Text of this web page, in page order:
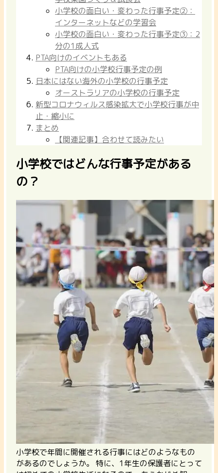
小学校の面白い・変わった行事予定②：
インターネットなどの学習会
小学校の面白い・変わった行事予定③：2
分の1成人式
PTA向けのイベントもある
PTA向けの小学校行事予定の例
日本にはない海外の小学校の行事予定
オーストラリアの小学校の行事予定
新型コロナウィルス感染拡大で小学校行事が中
止・縮小に
まとめ
【関連記事】合わせて読みたい
小学校ではどんな行事予定がある
の？
小学校で年間に開催される行事にはどのようなもの
があるのでしょうか。 特に、1年生の保護者にとって